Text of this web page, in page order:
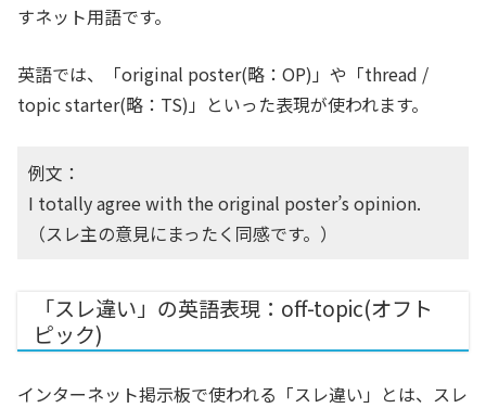
すネット用語です。
英語では、「original poster(略：OP)」や「thread /
topic starter(略：TS)」といった表現が使われます。
例文：
I totally agree with the original poster’s opinion.
（スレ主の意見にまったく同感です。）
「スレ違い」の英語表現：off-topic(オフト
ピック)
インターネット掲示板で使われる「スレ違い」とは、スレ